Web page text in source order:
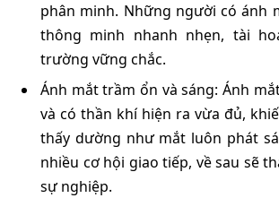
phân minh. Những người có ánh
thông minh nhanh nhẹn, tài
trường vững chắc.
Ánh mắt trầm ổn và sáng: Ánh
và có thần khí hiện ra vừa đủ,
thấy dường như mắt luôn phát
nhiều cơ hội giao tiếp, về sau sẽ
sự nghiệp.